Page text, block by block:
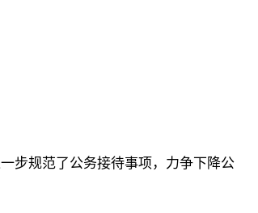
步规范了公务接待事项，力争下降公